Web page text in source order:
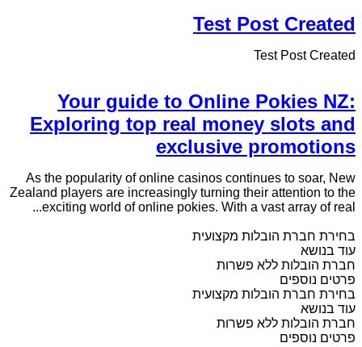
Test Post Created
Test Post Created
Your guide to Online Pokies NZ:
Exploring top real money slots and
exclusive promotions
As the popularity of online casinos continues to soar, New
Zealand players are increasingly turning their attention to the
exciting world of online pokies. With a vast array of real...
בחירת חברת הובלות מקצועית
עוד בנושא
חברת הובלות ללא פשרות
פרטים נוספים
בחירת חברת הובלות מקצועית
עוד בנושא
חברת הובלות ללא פשרות
פרטים נוספים